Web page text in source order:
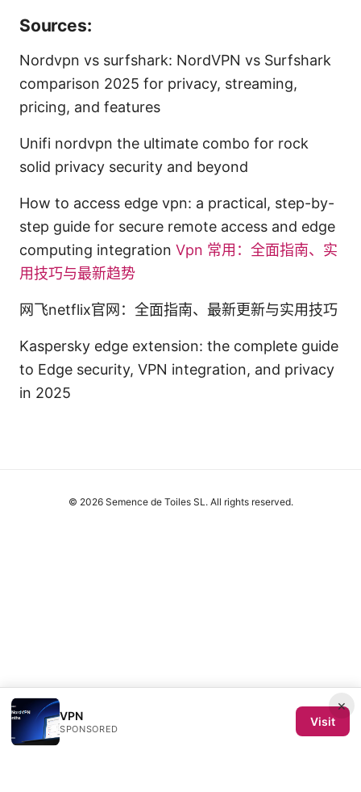
Sources:
Nordvpn vs surfshark: NordVPN vs Surfshark
comparison 2025 for privacy, streaming,
pricing, and features
Unifi nordvpn the ultimate combo for rock
solid privacy security and beyond
How to access edge vpn: a practical, step-by-
step guide for secure remote access and edge
computing integration Vpn 常用：全面指南、实
用技巧与最新趋势
网飞netflix官网：全面指南、最新更新与实用技巧
Kaspersky edge extension: the complete guide
to Edge security, VPN integration, and privacy
in 2025
×
VPN
SPONSORED
Visit
© 2026 Semence de Toiles SL. All rights reserved.